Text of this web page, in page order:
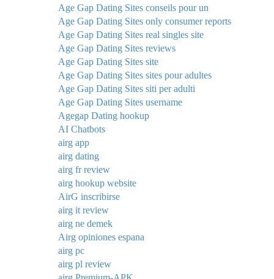
Age Gap Dating Sites conseils pour un
Age Gap Dating Sites only consumer reports
Age Gap Dating Sites real singles site
Age Gap Dating Sites reviews
Age Gap Dating Sites site
Age Gap Dating Sites sites pour adultes
Age Gap Dating Sites siti per adulti
Age Gap Dating Sites username
Agegap Dating hookup
AI Chatbots
airg app
airg dating
airg fr review
airg hookup website
AirG inscribirse
airg it review
airg ne demek
Airg opiniones espana
airg pc
airg pl review